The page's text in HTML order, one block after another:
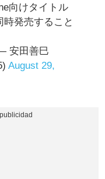
向けタイトル
時発売すること
安田善巳
August 29,